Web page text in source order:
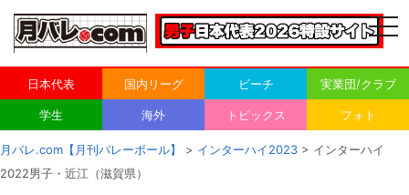
日本代表 国内リーグ ビーチ 実業団/クラブ
学生 海外 トピックス フォト
月バレ.com【月刊バレーボール】 > インターハイ2023 > インターハイ
2022男子・近江（滋賀県）